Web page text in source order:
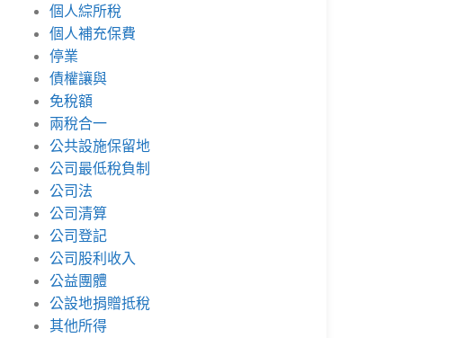
個人綜所稅
個人補充保費
停業
債權讓與
免稅額
兩稅合一
公共設施保留地
公司最低稅負制
公司法
公司清算
公司登記
公司股利收入
公益團體
公設地捐贈抵稅
其他所得